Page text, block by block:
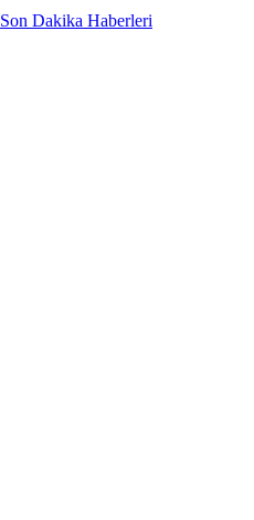
Son Dakika Haberleri